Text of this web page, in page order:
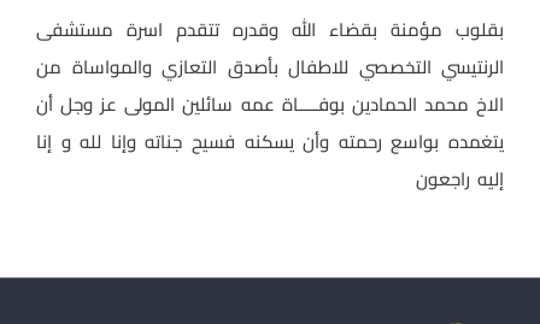
بقلوب مؤمنة بقضاء الله وقدره تتقدم اسرة مستشفى
الرنتيسي التخصصي للاطفال بأصدق التعازي والمواساة من
الاخ محمد الحمادين بوفــــاة عمه سائلين المولى عز وجل أن
يتغمده بواسع رحمته وأن يسكنه فسيح جناته وإنا لله و إنا
إليه راجعون